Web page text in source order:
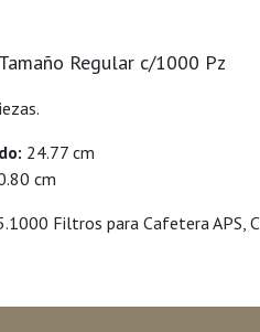
Regular c/1000 Pz
24.77 cm
cm
Filtros para Cafetera APS,